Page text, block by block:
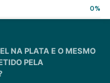
NA PLATA E O MESMO
PELA
0%